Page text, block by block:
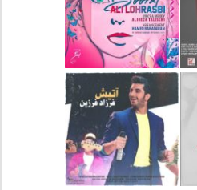
دانلود آهنگ جدید علی
لهراسبی بنام صورت